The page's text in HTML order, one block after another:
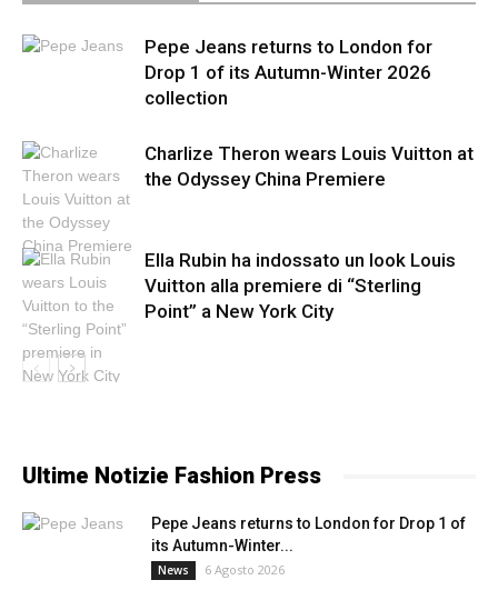
Pepe Jeans returns to London for
Drop 1 of its Autumn-Winter 2026
collection
Charlize Theron wears Louis Vuitton at
the Odyssey China Premiere
Ella Rubin ha indossato un look Louis
Vuitton alla premiere di “Sterling
Point” a New York City
Ultime Notizie Fashion Press
Pepe Jeans returns to London for Drop 1 of
its Autumn-Winter...
News 6 Agosto 2026